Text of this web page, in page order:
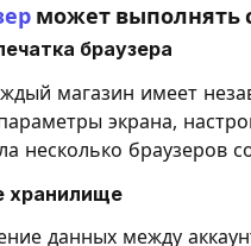
может
браузера
магазин имеет
экрана,
несколько браузеров
хранилище
данных между